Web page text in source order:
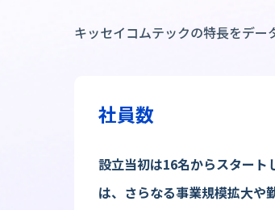
キッセイコムテックの特長をデー
社員数
設立当初は16名からスタート
は、さらなる事業規模拡大や